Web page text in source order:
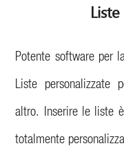
Potente software per
Liste personalizzate
altro. Inserire le liste
totalmente